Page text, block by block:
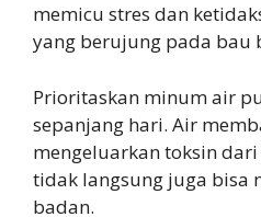
memicu stres dan
yang berujung pada bau
Prioritaskan minum air
sepanjang hari. Air
mengeluarkan toksin
tidak langsung juga bisa
badan.